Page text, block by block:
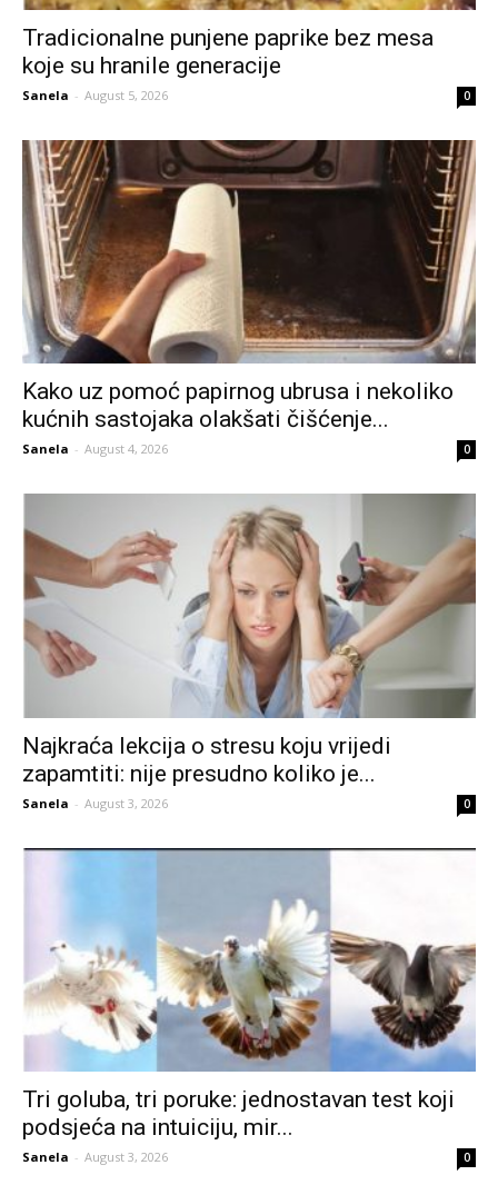
Tradicionalne punjene paprike bez mesa
koje su hranile generacije
Sanela - August 5, 2026 0
Kako uz pomoć papirnog ubrusa i nekoliko
kućnih sastojaka olakšati čišćenje...
Sanela - August 4, 2026 0
Najkraća lekcija o stresu koju vrijedi
zapamtiti: nije presudno koliko je...
Sanela - August 3, 2026 0
Tri goluba, tri poruke: jednostavan test koji
podsjeća na intuiciju, mir...
Sanela - August 3, 2026 0